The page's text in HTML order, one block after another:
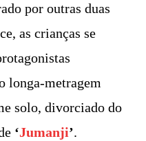
por outras duas
as crianças se
longa-metragem
solo, divorciado do
‘Jumanji’.